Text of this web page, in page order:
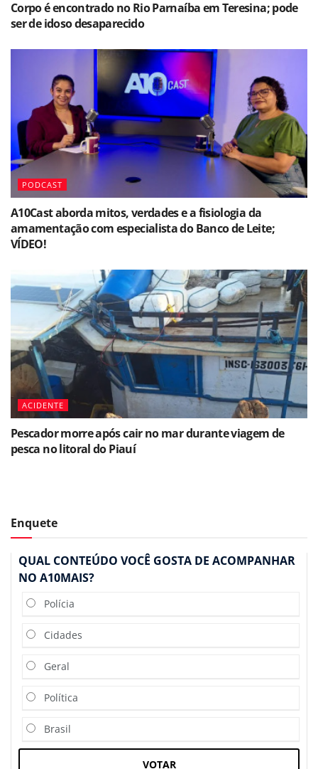
Corpo é encontrado no Rio Parnaíba em Teresina; pode
ser de idoso desaparecido
PODCAST
A10Cast aborda mitos, verdades e a fisiologia da
amamentação com especialista do Banco de Leite;
VÍDEO!
ACIDENTE
Pescador morre após cair no mar durante viagem de
pesca no litoral do Piauí
Enquete
QUAL CONTEÚDO VOCÊ GOSTA DE ACOMPANHAR
NO A10MAIS?
Polícia
Cidades
Geral
Política
Brasil
VOTAR